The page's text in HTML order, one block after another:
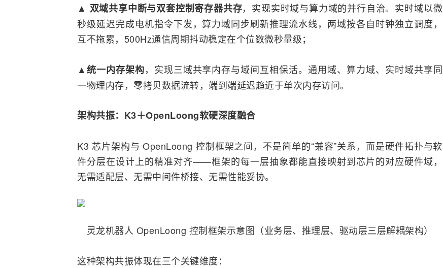
▲ 双域共享中断与双套控制寄存器共存，实现实时域与算力域的并行自治。实时域以微
秒级延迟完成电机指令下发，算力域同步刷新推理流水线，两域按各自时钟独立调度，
互不拖累，500Hz通信周期抖动稳定在个位数微秒量级；
▲统一内存架构，实现三域共享内存与域间互相保活。通用域、算力域、实时域共享同
一物理内存，零拷贝数据流转，端到端延迟趋近于单次内存访问。
架构共振：K3＋OpenLoong软硬深度融合
K3 芯片架构与 OpenLoong 控制框架之间，不是简单的“兼容”关系，而是硬件拓扑与软
件分层在设计上的精准对齐——框架的每一层抽象都能直接映射到芯片的对应硬件域，
无需适配层、无需中间件桥接、无需性能妥协。
灵龙机器人 OpenLoong 控制框架示意图（业务层、推理层、驱动层三层解耦架构）
这种架构共振体现在三个关键维度：